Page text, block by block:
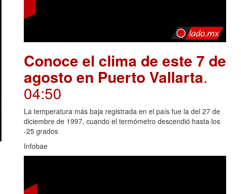
Conoce el clima de este 7 de
agosto en Puerto Vallarta.
04:50
La temperatura más baja registrada en el país fue la del 27 de
diciembre de 1997, cuando el termómetro descendió hasta los
-25 grados
Infobae